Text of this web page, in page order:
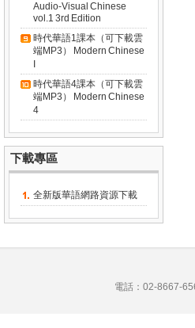
Audio-Visual Chinese
vol.1 3rd Edition
時代華語1課本（可下載雲
端MP3） Modern Chinese
I
時代華語4課本（可下載雲
端MP3） Modern Chinese
4
下載專區
全新版華語網路資源下載
電話：02-8667-